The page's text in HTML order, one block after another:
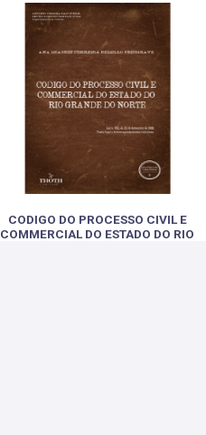
CODIGO DO PROCESSO CIVIL E
COMMERCIAL DO ESTADO DO RIO